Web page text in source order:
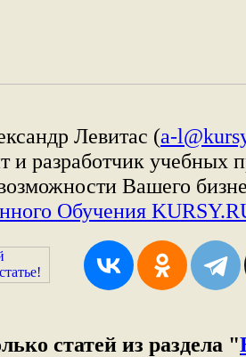
Левитас (a-
и разработчик учебных
Вашего
Обучения
статей из раздела "